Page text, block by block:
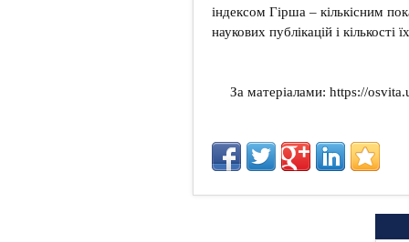
індексом Гірша – кількісним
наукових публікацій і кількості
За матеріалами: https://